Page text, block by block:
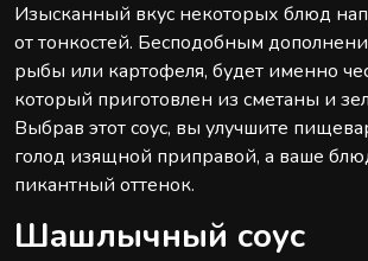
Изысканный вкус некоторых блюд
от тонкостей. Бесподобным
рыбы или картофеля, будет именно
который приготовлен из сметаны и
Выбрав этот соус, вы улучшите
голод изящной приправой, а ваше
пикантный оттенок.
Шашлычный соус